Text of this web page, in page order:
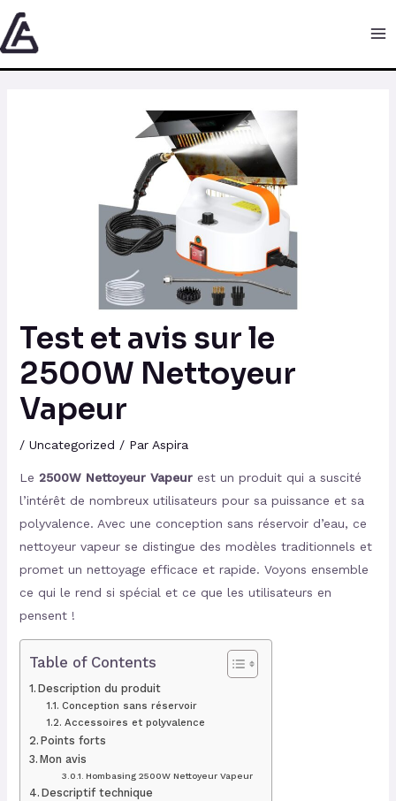
Aller
au
contenu
Test et avis sur le
2500W Nettoyeur
Vapeur
/ Uncategorized / Par Aspira
Le 2500W Nettoyeur Vapeurest un produit qui a suscité
l’intérêt de nombreux utilisateurs pour sa puissance et sa
polyvalence. Avec une conception sans réservoir d’eau, ce
nettoyeur vapeur se distingue des modèles traditionnels et
promet un nettoyage efficace et rapide. Voyons ensemble
ce qui le rend si spécial et ce que les utilisateurs en
pensent !
Table of Contents
Description du produit
Conception sans réservoir
Accessoires et polyvalence
Points forts
Mon avis
Hombasing 2500W Nettoyeur Vapeur
Descriptif technique